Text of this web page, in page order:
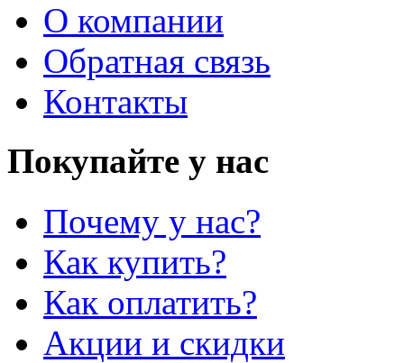
О компании
Обратная связь
Контакты
Покупайте у нас
Почему у нас?
Как купить?
Как оплатить?
Акции и скидки